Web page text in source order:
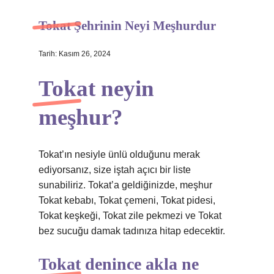
Tokat Şehrinin Neyi Meşhurdur
Tarih: Kasım 26, 2024
Tokat neyin
meşhur?
Tokat’ın nesiyle ünlü olduğunu merak
ediyorsanız, size iştah açıcı bir liste
sunabiliriz. Tokat’a geldiğinizde, meşhur
Tokat kebabı, Tokat çemeni, Tokat pidesi,
Tokat keşkeği, Tokat zile pekmezi ve Tokat
bez sucuğu damak tadınıza hitap edecektir.
Tokat denince akla ne